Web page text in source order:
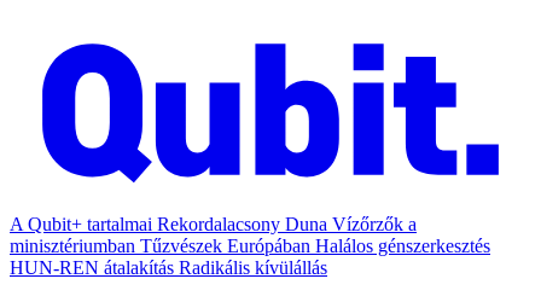
A Qubit+ tartalmai Rekordalacsony Duna Vízőrzők a
minisztériumban Tűzvészek Európában Halálos génszerkesztés
HUN-REN átalakítás Radikális kívülállás